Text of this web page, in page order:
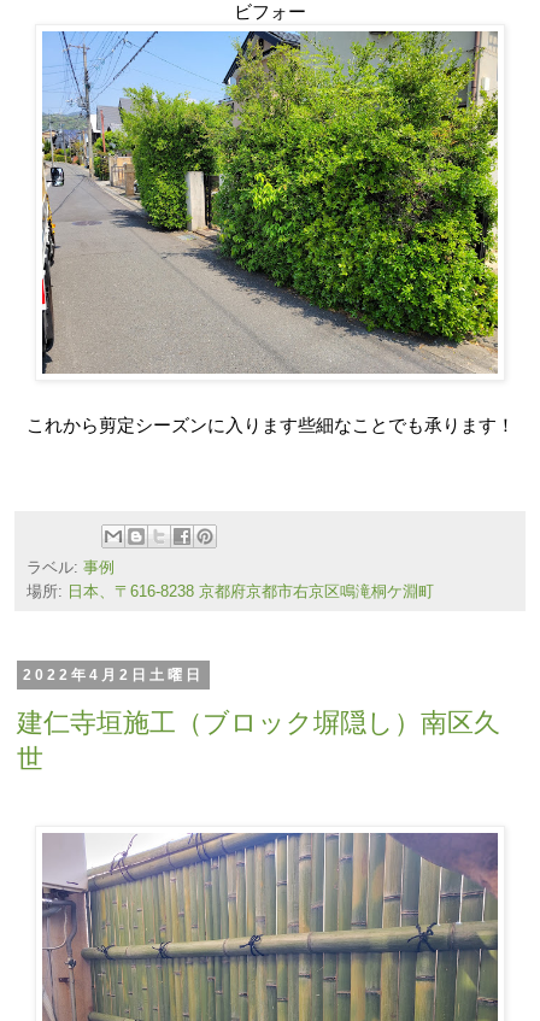
ビフォー
これから剪定シーズンに入ります些細なことでも承ります！
ラベル: 事例
場所: 日本、〒616-8238 京都府京都市右京区鳴滝桐ケ淵町
2022年4月2日土曜日
建仁寺垣施工（ブロック塀隠し）南区久
世